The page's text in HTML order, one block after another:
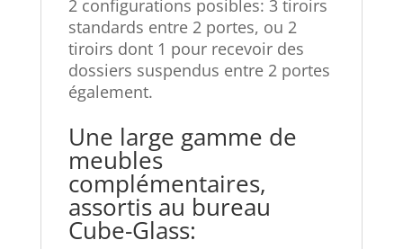
2 configurations posibles: 3 tiroirs
standards entre 2 portes, ou 2
tiroirs dont 1 pour recevoir des
dossiers suspendus entre 2 portes
également.
Une large gamme de
meubles
complémentaires,
assortis au bureau
Cube-Glass: